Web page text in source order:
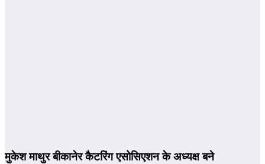
मुकेश माथुर बीकानेर कैटरिंग एसोसिएशन के अध्यक्ष बने